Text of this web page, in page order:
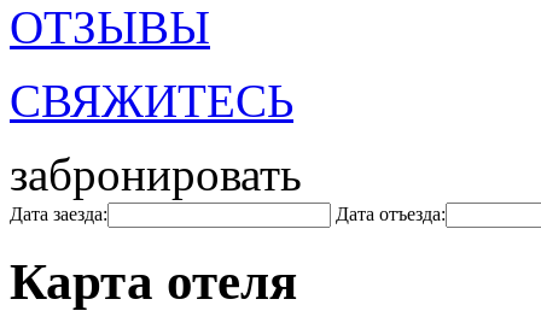
ОТЗЫВЫ
СВЯЖИТЕСЬ
забронировать
Дата заезда: Дата отъезда:
Карта отеля